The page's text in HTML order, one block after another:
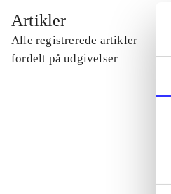
Artikler
Alle registrerede artikler
fordelt på udgivelser